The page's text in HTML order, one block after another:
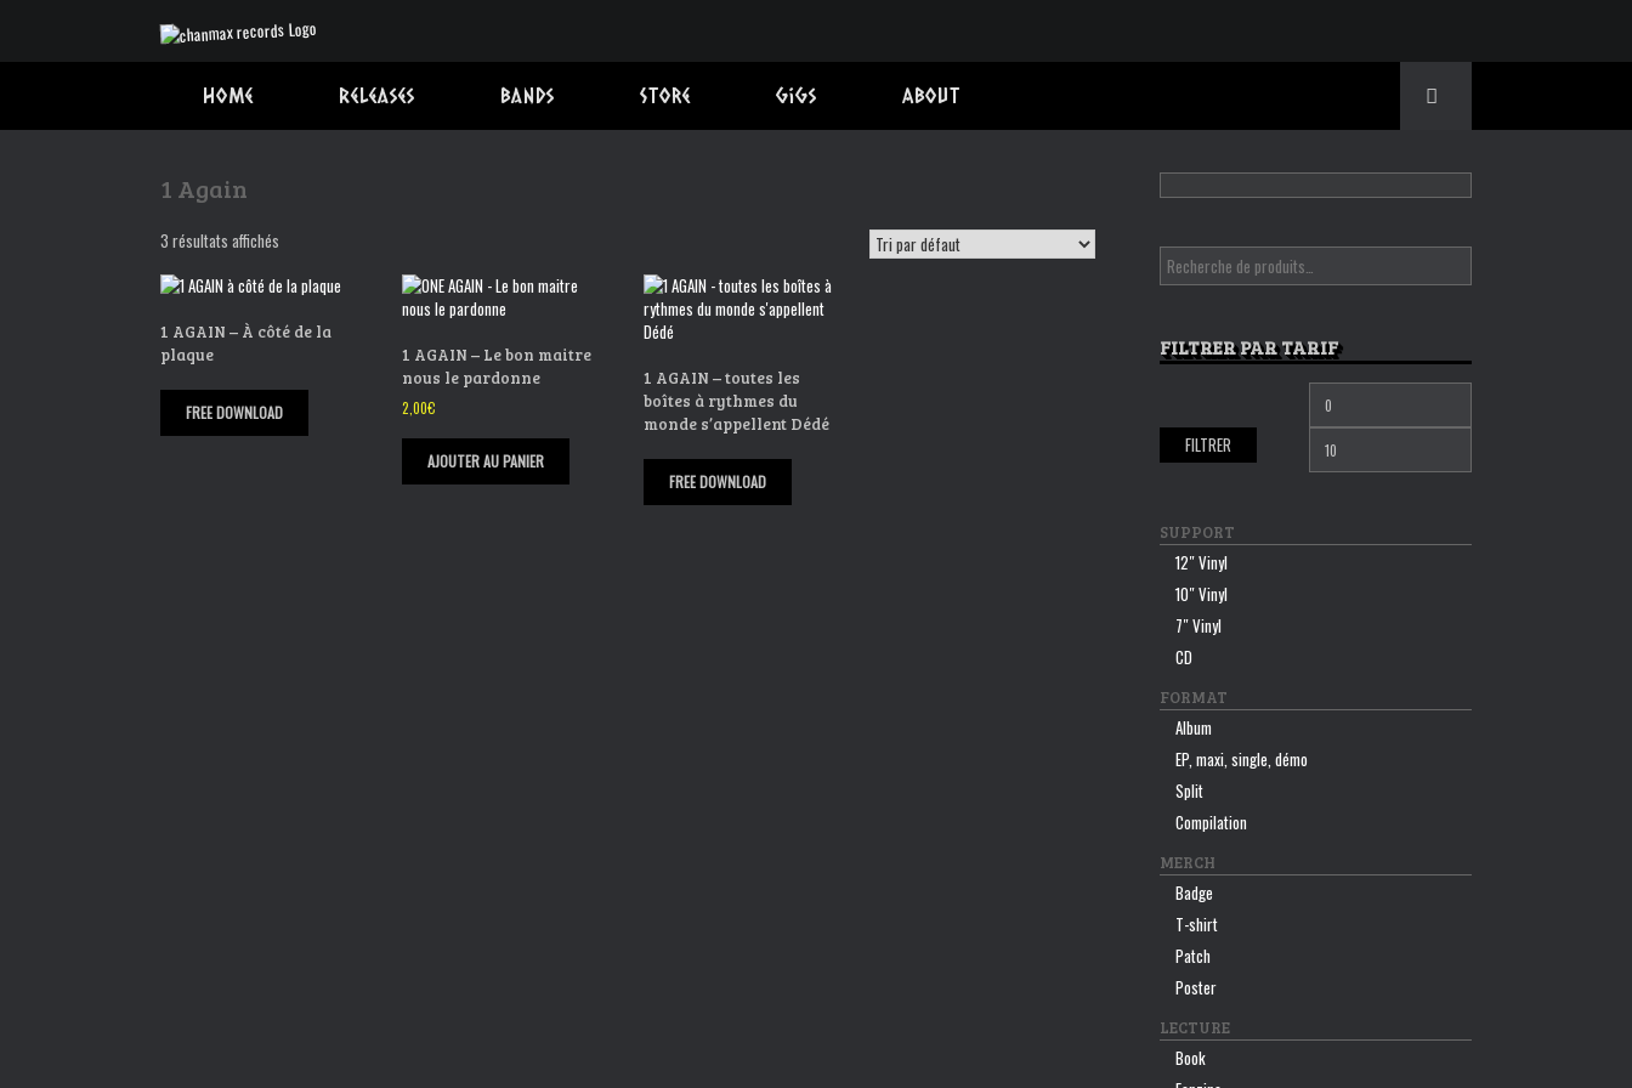
content
Home Releases Bands Store Gigs About
1 Again
3 résultats affichés
1 AGAIN – À côté de la
plaque
FREE DOWNLOAD
1 AGAIN – Le bon maitre
nous le pardonne
2,00€
AJOUTER AU PANIER
1 AGAIN – toutes les
boîtes à rythmes du
monde s’appellent Dédé
FREE DOWNLOAD
FILTRER PAR TARIF
Prix
min
FILTRER
SUPPORT
12″ Vinyl
10″ Vinyl
7″ Vinyl
CD
FORMAT
Album
EP, maxi, single, démo
Split
Compilation
MERCH
Badge
T-shirt
Patch
Poster
LECTURE
Book